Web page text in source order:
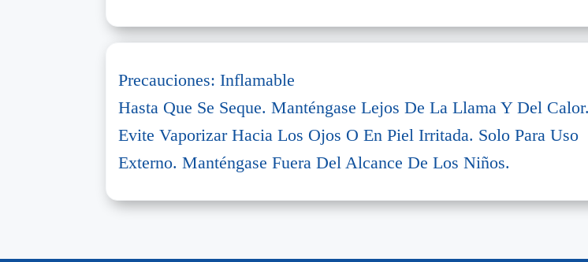
Precauciones: Inflamable
Hasta Que Se Seque. Manténgase Lejos De La Llama Y Del Calor.
Evite Vaporizar Hacia Los Ojos O En Piel Irritada. Solo Para Uso
Externo. Manténgase Fuera Del Alcance De Los Niños.